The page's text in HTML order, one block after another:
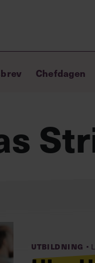
med C+
i
Chefdagen
Utbildning ·